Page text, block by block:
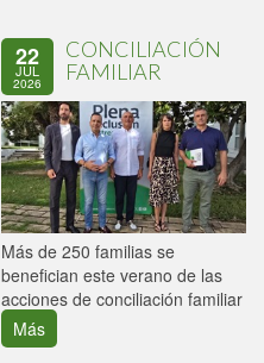
22
JUL
2026
CONCILIACIÓN
FAMILIAR
Más de 250 familias se
benefician este verano de las
acciones de conciliación familiar
Más